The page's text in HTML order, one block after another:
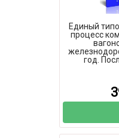
Единый
процесс
год.